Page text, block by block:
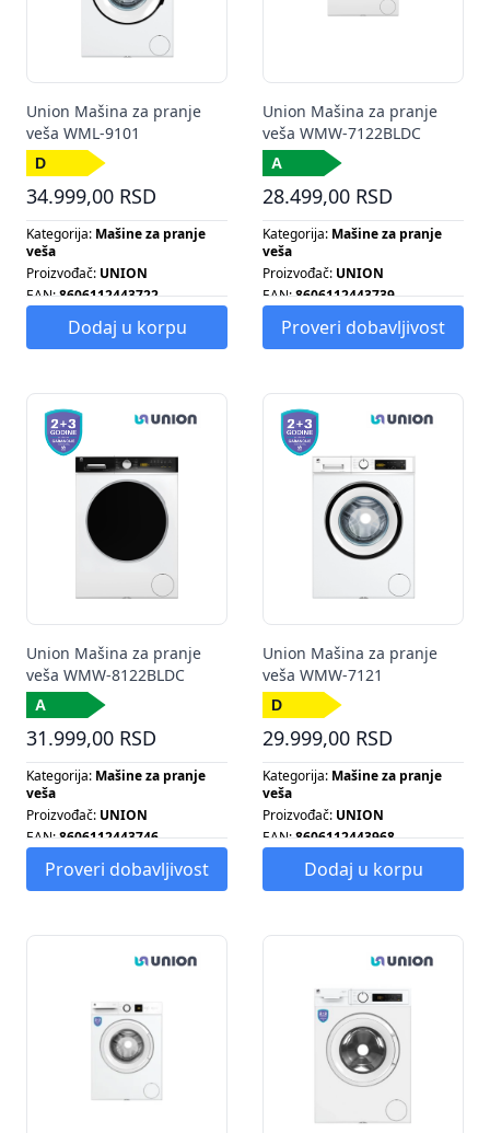
Union Mašina za pranje
veša WML-9101
34.999,00 RSD
Kategorija: Mašine za pranje
veša
Proizvođač: UNION
EAN:8606112443722
Energetska klasa: D
Broj obrtaja centrifuge:1000
Kapacitet pranja:
Dodaj u korpu
Union Mašina za pranje
veša WMW-7122BLDC
28.499,00 RSD
Kategorija: Mašine za pranje
veša
Proizvođač: UNION
EAN:8606112443739
Energetska klasa:
Broj obrtaja centrifuge:1200
Kapacitet pranja:
Proveri dobavljivost
Union Mašina za pranje
veša WMW-8122BLDC
31.999,00 RSD
Kategorija: Mašine za pranje
veša
Proizvođač: UNION
EAN:8606112443746
Energetska klasa:
Broj obrtaja centrifuge:1200
Kapacitet pranja:
Proveri dobavljivost
Union Mašina za pranje
veša WMW-7121
29.999,00 RSD
Kategorija: Mašine za pranje
veša
Proizvođač: UNION
EAN:8606112443968
Energetska klasa: D
Broj obrtaja centrifuge:1200
Kapacitet pranja:
Dodaj u korpu